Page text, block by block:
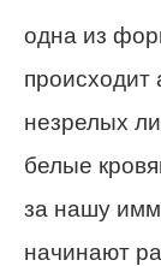
одна из
происходит
незрелых
белые
за нашу
начинают